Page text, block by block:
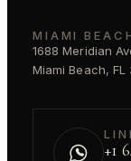
MIAMI
1688 Meridian
Miami Beach, FL
+1